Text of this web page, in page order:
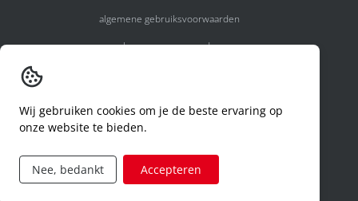
algemene gebruiksvoorwaarden
algemene voorwaarden
code of conduct
aanvraag rechten ivm privacy
Wij gebruiken cookies om je de beste ervaring op
onze website te bieden.
Nee, bedankt Accepteren